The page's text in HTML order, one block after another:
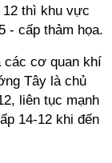
thì khu vực
- cấp thảm họa.
các cơ quan khí
Tây là chủ
liên tục mạnh
14-12 khi đến